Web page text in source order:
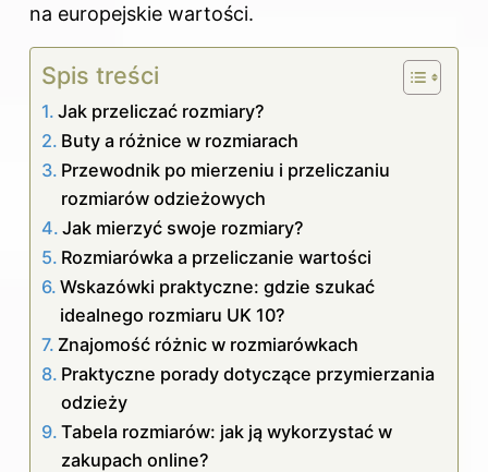
na europejskie wartości.
Spis treści
Jak przeliczać rozmiary?
Buty a różnice w rozmiarach
Przewodnik po mierzeniu i przeliczaniu
rozmiarów odzieżowych
Jak mierzyć swoje rozmiary?
Rozmiarówka a przeliczanie wartości
Wskazówki praktyczne: gdzie szukać
idealnego rozmiaru UK 10?
Znajomość różnic w rozmiarówkach
Praktyczne porady dotyczące przymierzania
odzieży
Tabela rozmiarów: jak ją wykorzystać w
zakupach online?